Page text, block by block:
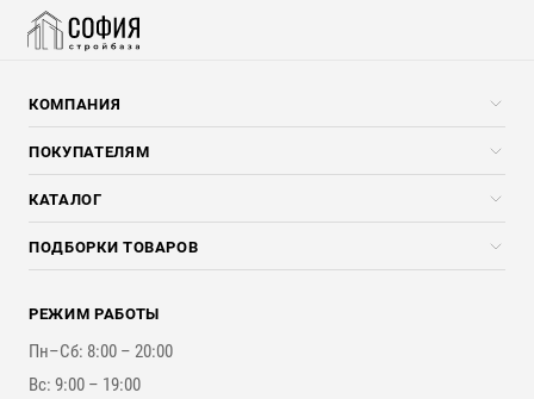
КОМПАНИЯ
Компания
Услуги
ПОКУПАТЕЛЯМ
Скидки стройкомпаниям
Доставка и разгрузка
Оплата и Возврат
Наши работы
КАТАЛОГ
Погонажные изделия
Брикеты, Дрова, Стружка
Стройматериалы
Инструменты
ПОДБОРКИ ТОВАРОВ
Для бутерброда стены
Для наружной отделки
Для покрытия крыши
РЕЖИМ РАБОТЫ
Пн–Сб: 8:00 – 20:00
Вс: 9:00 – 19:00